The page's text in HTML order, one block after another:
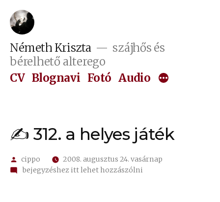
Tartalomhoz
Németh Kriszta
szájhős és
bérelhető alterego
CV Blognavi Fotó Audio
✍ 312. a helyes játék
Szerző:
cippo
2008. augusztus 24. vasárnap
on
bejegyzéshez itt lehet hozzászólni